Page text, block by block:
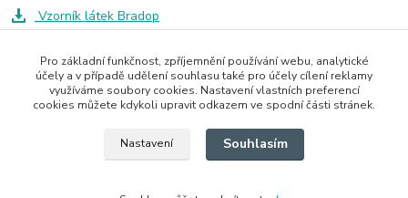
Vzorník látek Bradop
Zboží zařazeno v kategoriích
Pro základní funkčnost, zpříjemnění používání webu, analytické
účely a v případě udělení souhlasu také pro účely cílení reklamy
využíváme soubory cookies. Nastavení vlastních preferencí
cookies můžete kdykoli upravit odkazem ve spodní části stránek.
Nastavení Souhlasím